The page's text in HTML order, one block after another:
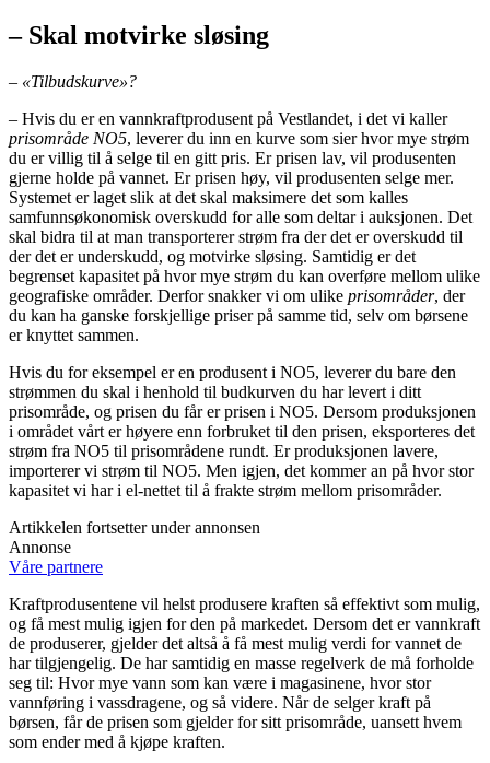
– Skal motvirke sløsing
– «Tilbudskurve»?
– Hvis du er en vannkraftprodusent på Vestlandet, i det vi kaller
prisområde NO5, leverer du inn en kurve som sier hvor mye strøm
du er villig til å selge til en gitt pris. Er prisen lav, vil produsenten
gjerne holde på vannet. Er prisen høy, vil produsenten selge mer.
Systemet er laget slik at det skal maksimere det som kalles
samfunnsøkonomisk overskudd for alle som deltar i auksjonen. Det
skal bidra til at man transporterer strøm fra der det er overskudd til
der det er underskudd, og motvirke sløsing. Samtidig er det
begrenset kapasitet på hvor mye strøm du kan overføre mellom ulike
geografiske områder. Derfor snakker vi om ulike prisområder, der
du kan ha ganske forskjellige priser på samme tid, selv om børsene
er knyttet sammen.
Hvis du for eksempel er en produsent i NO5, leverer du bare den
strømmen du skal i henhold til budkurven du har levert i ditt
prisområde, og prisen du får er prisen i NO5. Dersom produksjonen
i området vårt er høyere enn forbruket til den prisen, eksporteres det
strøm fra NO5 til prisområdene rundt. Er produksjonen lavere,
importerer vi strøm til NO5. Men igjen, det kommer an på hvor stor
kapasitet vi har i el-nettet til å frakte strøm mellom prisområder.
Artikkelen fortsetter under annonsen
Annonse
Våre partnere
Kraftprodusentene vil helst produsere kraften så effektivt som mulig,
og få mest mulig igjen for den på markedet. Dersom det er vannkraft
de produserer, gjelder det altså å få mest mulig verdi for vannet de
har tilgjengelig. De har samtidig en masse regelverk de må forholde
seg til: Hvor mye vann som kan være i magasinene, hvor stor
vannføring i vassdragene, og så videre. Når de selger kraft på
børsen, får de prisen som gjelder for sitt prisområde, uansett hvem
som ender med å kjøpe kraften.